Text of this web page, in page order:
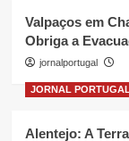
Valpaços em
Obriga a
jornalportugal
JORNAL PORTUGAL
Alentejo: A